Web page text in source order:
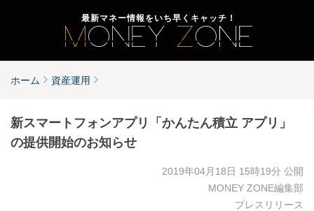
最新マネー情報をいち早くキャッチ！
ホーム 資産運用
新スマートフォンアプリ「かんたん積立 アプリ」
の提供開始のお知らせ
2019年04月18日 15時19分 公開
MONEY ZONE編集部
プレスリリース